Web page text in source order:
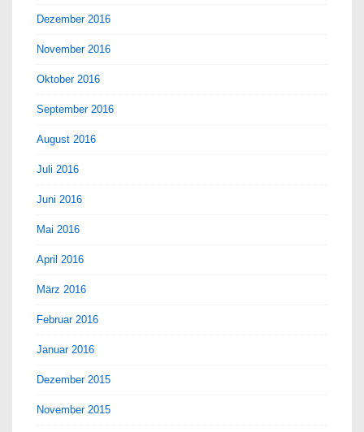
Dezember 2016
November 2016
Oktober 2016
September 2016
August 2016
Juli 2016
Juni 2016
Mai 2016
April 2016
März 2016
Februar 2016
Januar 2016
Dezember 2015
November 2015